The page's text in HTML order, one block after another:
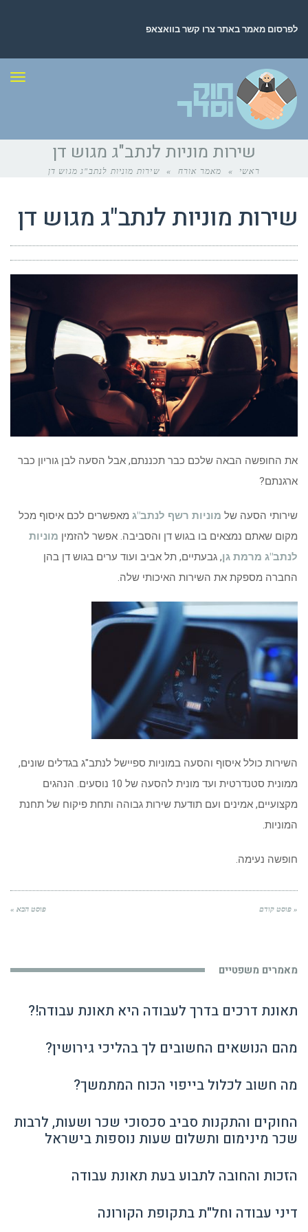
לפרסום מאמר באתר צרו קשר בוואצאפ
שירות מוניות לנתב"ג מגוש דן
ראשי » מאמר אורח » שירות מוניות לנתב"ג מגוש דן
שירות מוניות לנתב"ג מגוש דן
את החופשה הבאה שלכם כבר תכננתם, אבל הסעה לבן גוריון כבר
ארגנתם?
שירותי הסעה של מוניות רשף לנתב"ג מאפשרים לכם איסוף מכל
מקום שאתם נמצאים בו בגוש דן והסביבה. אפשר להזמין מוניות
לנתב"ג מרמת גן, גבעתיים, תל אביב ועוד ערים בגוש דן בהן
החברה מספקת את השירות האיכותי שלה.
השירות כולל איסוף והסעה במוניות ספיישל לנתב"ג בגדלים שונים,
ממונית סטנדרטית ועד מונית להסעה של 10 נוסעים. הנהגים
מקצועיים, אמינים ועם תודעת שירות גבוהה ותחת פיקוח של תחנת
המוניות.
חופשה נעימה.
« פוסט קודם פוסט הבא »
מאמרים משפטיים
תאונת דרכים בדרך לעבודה היא תאונת עבודה!?
מהם הנושאים החשובים לך בהליכי גירושין?
מה חשוב לכלול בייפוי הכוח המתמשך?
החוקים והתקנות סביב סכסוכי שכר ושעות, לרבות
שכר מינימום ותשלום שעות נוספות בישראל
הזכות והחובה לתבוע בעת תאונת עבודה
דיני עבודה וחל"ת בתקופת הקורונה